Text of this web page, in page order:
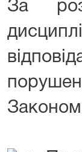
За
Законом